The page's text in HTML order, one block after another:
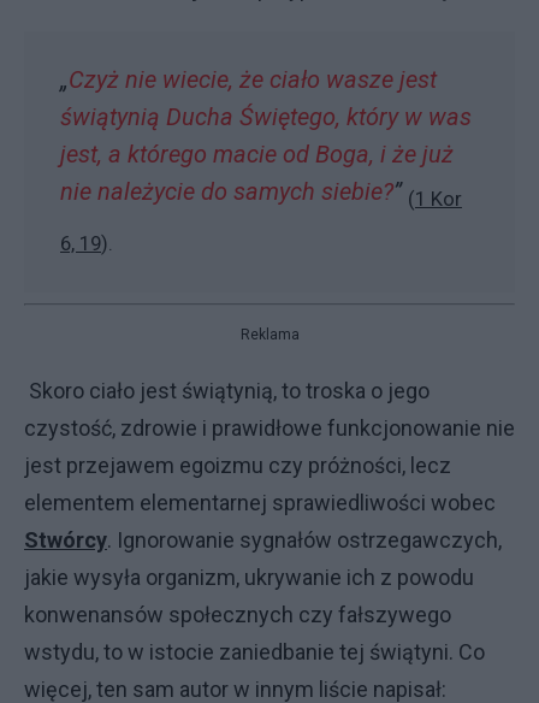
„Czyż nie wiecie, że ciało wasze jest
świątynią Ducha Świętego, który w was
jest, a którego macie od Boga, i że już
nie należycie do samych siebie?” (1 Kor
6, 19).
Reklama
Skoro ciało jest świątynią, to troska o jego
czystość, zdrowie i prawidłowe funkcjonowanie nie
jest przejawem egoizmu czy próżności, lecz
elementem elementarnej sprawiedliwości wobec
Stwórcy. Ignorowanie sygnałów ostrzegawczych,
jakie wysyła organizm, ukrywanie ich z powodu
konwenansów społecznych czy fałszywego
wstydu, to w istocie zaniedbanie tej świątyni. Co
więcej, ten sam autor w innym liście napisał: